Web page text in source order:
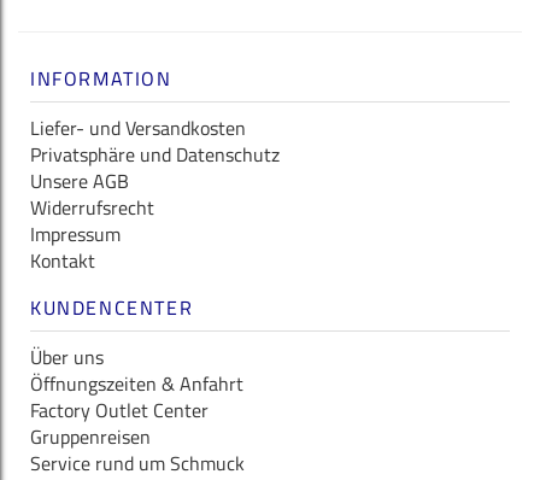
INFORMATION
Liefer- und Versandkosten
Privatsphäre und Datenschutz
Unsere AGB
Widerrufsrecht
Impressum
Kontakt
KUNDENCENTER
Über uns
Öffnungszeiten & Anfahrt
Factory Outlet Center
Gruppenreisen
Service rund um Schmuck